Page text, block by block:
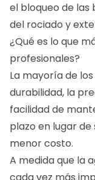
el bloqueo de las
del rociado y
¿Qué es lo que
profesionales?
La mayoría de
durabilidad, la
facilidad de
plazo en lugar
menor costo.
A medida que la